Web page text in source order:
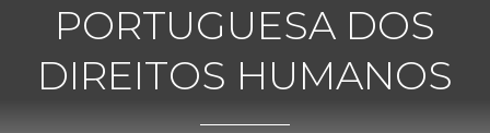
PORTUGUESA DOS
DIREITOS HUMANOS